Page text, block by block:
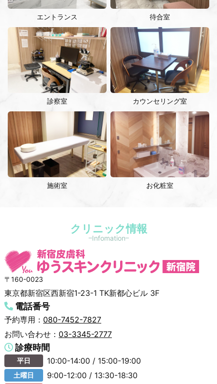
エントランス 待合室
診察室 カウンセリング室
施術室 お化粧室
クリニック情報
Infomation
〒160-0023
東京都新宿区西新宿1-23-1 TK新都心ビル 3F
電話番号
予約専用： 080-7452-7827
お問い合わせ： 03-3345-2777
診療時間
平日 10:00-14:00 / 15:00-19:00
土曜日 9:00-12:00 / 13:30-18:30